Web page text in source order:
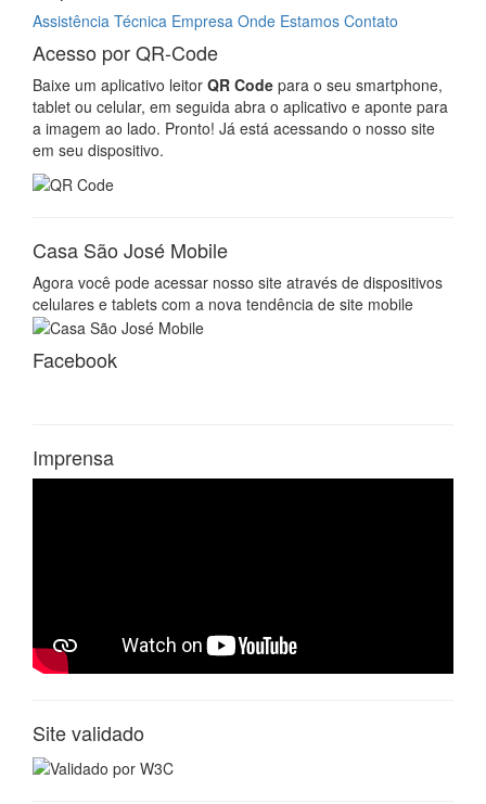
Assistência Técnica Empresa Onde Estamos Contato
Acesso por QR-Code
Baixe um aplicativo leitor QR Code para o seu smartphone,
tablet ou celular, em seguida abra o aplicativo e aponte para
a imagem ao lado. Pronto! Já está acessando o nosso site
em seu dispositivo.
Casa São José Mobile
Agora você pode acessar nosso site através de dispositivos
celulares e tablets com a nova tendência de site mobile
Facebook
Imprensa
Site validado